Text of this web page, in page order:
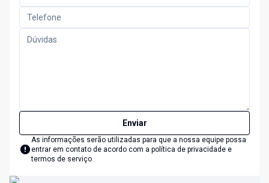
Enviar
As informações serão utilizadas para que a nossa equipe possa
entrar em contato de acordo com a política de privacidade e
termos de serviço